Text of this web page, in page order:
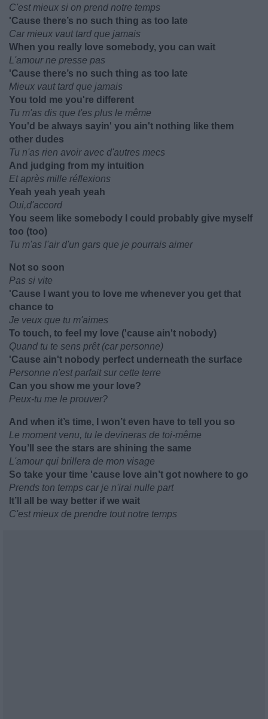
C'est mieux si on prend notre temps
'Cause there’s no such thing as too late
Car mieux vaut tard que jamais
When you really love somebody, you can wait
L'amour ne presse pas
'Cause there’s no such thing as too late
Mieux vaut tard que jamais
You told me you're different
Tu m'as dis que t'es plus le même
You'd be always sayin' you ain't nothing like them
other dudes
Tu n'as rien avoir avec d'autres mecs
And judging from my intuition
Et après mille réflexions
Yeah yeah yeah yeah
Oui,d'accord
You seem like somebody I could probably give myself
too (too)
Tu m'as l'air d'un gars que je pourrais aimer
Not so soon
Pas si vite
'Cause I want you to love me whenever you get that
chance to
Je veux que tu m'aimes
To touch, to feel my love ('cause ain't nobody)
Quand tu te sens prêt (car personne)
'Cause ain't nobody perfect underneath the surface
Personne n'est parfait sur cette terre
Can you show me your love?
Peux-tu me le prouver?
And when it’s time, I won’t even have to tell you so
Le moment venu, tu le devineras de toi-même
You’ll see the stars are shining the same
L'amour qui brillera de mon visage
So take your time 'cause love ain’t got nowhere to go
Prends ton temps car je n'irai nulle part
It’ll all be way better if we wait
C'est mieux de prendre tout notre temps